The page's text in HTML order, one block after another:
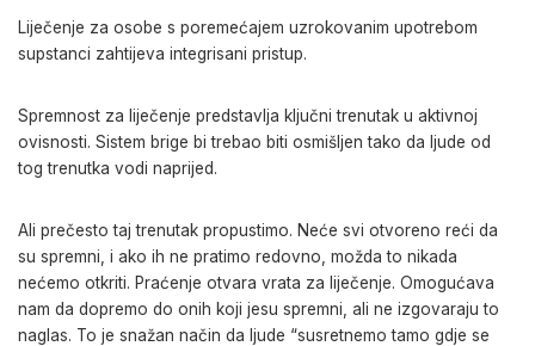
Liječenje za osobe s poremećajem uzrokovanim upotrebom
supstanci zahtijeva integrisani pristup.
Spremnost za liječenje predstavlja ključni trenutak u aktivnoj
ovisnosti. Sistem brige bi trebao biti osmišljen tako da ljude od
tog trenutka vodi naprijed.
Ali prečesto taj trenutak propustimo. Neće svi otvoreno reći da
su spremni, i ako ih ne pratimo redovno, možda to nikada
nećemo otkriti. Praćenje otvara vrata za liječenje. Omogućava
nam da dopremo do onih koji jesu spremni, ali ne izgovaraju to
naglas. To je snažan način da ljude “susretnemo tamo gdje se